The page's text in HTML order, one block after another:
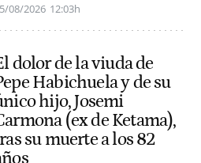
08/2026 12:03h
dolor de la viuda de
Habichuela y de su
hijo, Josemi
(ex de Ketama),
su muerte a los 82